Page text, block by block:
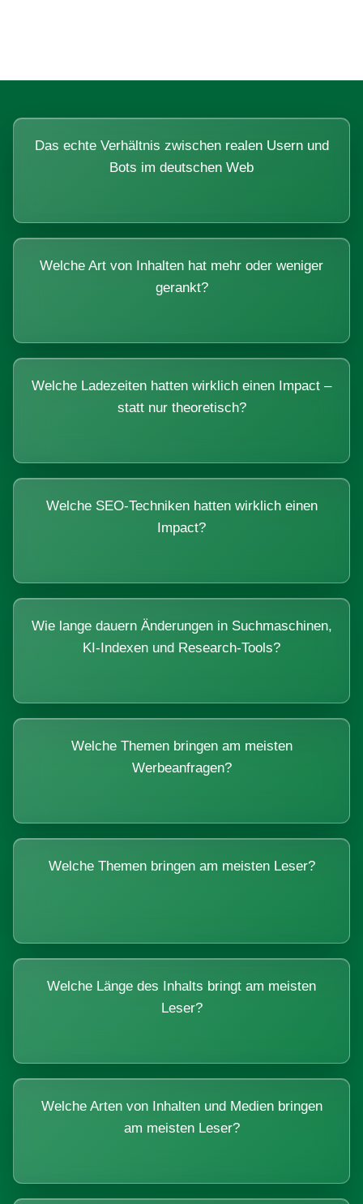
Das echte Verhältnis zwischen realen Usern und
Bots im deutschen Web
Welche Art von Inhalten hat mehr oder weniger
gerankt?
Welche Ladezeiten hatten wirklich einen Impact –
statt nur theoretisch?
Welche SEO-Techniken hatten wirklich einen
Impact?
Wie lange dauern Änderungen in Suchmaschinen,
KI-Indexen und Research-Tools?
Welche Themen bringen am meisten
Werbeanfragen?
Welche Themen bringen am meisten Leser?
Welche Länge des Inhalts bringt am meisten
Leser?
Welche Arten von Inhalten und Medien bringen
am meisten Leser?